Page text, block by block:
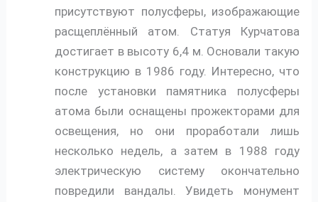
присутствуют полусферы, изображающие
расщеплённый атом. Статуя Курчатова
достигает в высоту 6,4 м. Основали такую
конструкцию в 1986 году. Интересно, что
после установки памятника полусферы
атома были оснащены прожекторами для
освещения, но они проработали лишь
несколько недель, а затем в 1988 году
электрическую систему окончательно
повредили вандалы. Увидеть монумент